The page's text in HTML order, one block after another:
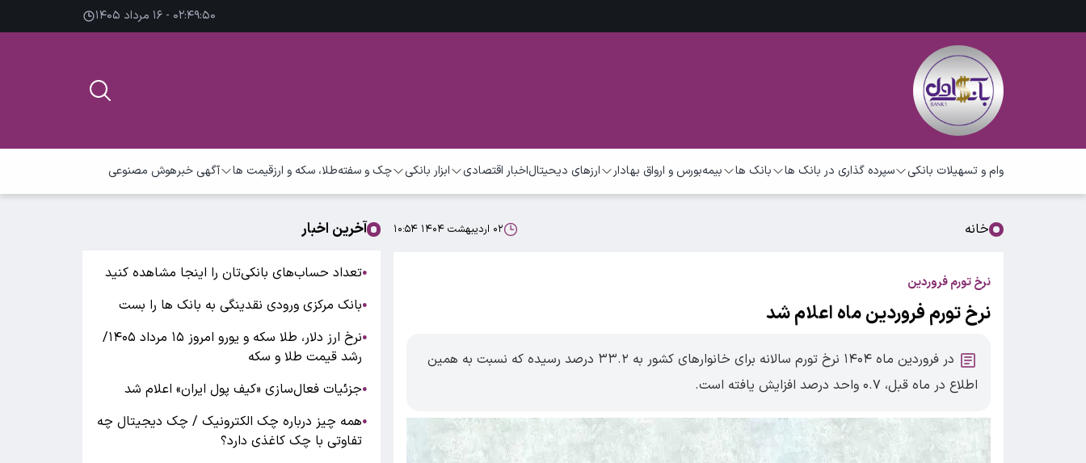
۰۲:۴۹:۵۱ - ۱۶ مرداد ۱۴۰۵
وام و تسهیلات بانکی سپرده گذاری در بانک ها بانک ها بیمهبورس و ارواق بهادار ارزهای دیحیتالاخبار اقتصادی ابزار بانکی چک و سفتهطلا، سکه و ارزقیمت ها آگهی خبرهوش مصنوعی
خانه ۰۲ اردیبهشت ۱۴۰۴ ۱۰:۵۴
نرخ تورم فروردین
نرخ تورم فروردین ماه اعلام شد
در فروردین ماه ۱۴۰۴ نرخ تورم سالانه برای خانوارهای کشور به ۳۳.۲ درصد رسیده که نسبت به همین
اطلاع در ماه قبل، ۰.۷ واحد درصد افزایش یافته است.
آخرین اخبار
●تعداد حساب‌های بانکی‌تان را اینجا مشاهده کنید
●بانک مرکزی ورودی نقدینگی به بانک ها را بست
●
نرخ ارز دلار، طلا سکه و یورو امروز ۱۵ مرداد ۱۴۰۵/
رشد قیمت طلا و سکه
●جزئیات فعال‌سازی «کیف پول ایران» اعلام شد
●همه چیز درباره چک الکترونیک / چک دیجیتال چه
تفاوتی با چک کاغذی دارد؟